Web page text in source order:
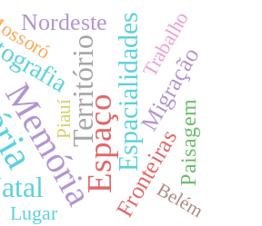
Espaço
TerritórioEspacialidadesMigração
Fronteiras
Nordeste
Paisagem
Trabalho
Lugar
Piauí
Belém